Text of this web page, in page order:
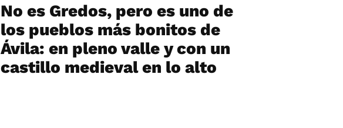
No es Gredos, pero es uno de
los pueblos más bonitos de
Ávila: en pleno valle y con un
castillo medieval en lo alto